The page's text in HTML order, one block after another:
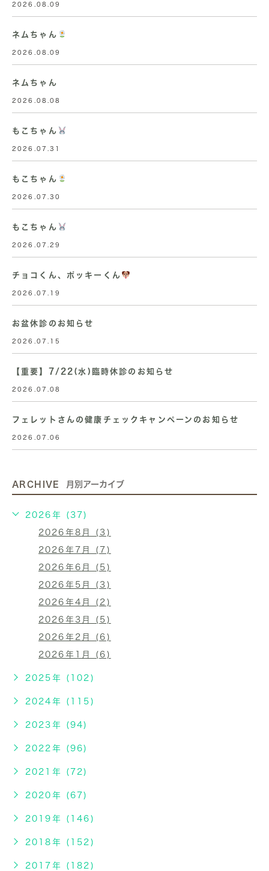
2026.08.09
ネムちゃん
2026.08.09
ネムちゃん
2026.08.08
もこちゃん
2026.07.31
もこちゃん
2026.07.30
もこちゃん
2026.07.29
チョコくん、ポッキーくん
2026.07.19
お盆休診のお知らせ
2026.07.15
【重要】7/22(水)臨時休診のお知らせ
2026.07.08
フェレットさんの健康チェックキャンペーンのお知らせ
2026.07.06
ARCHIVE 月別アーカイブ
2026年 (37)
2026年8月 (3)
2026年7月 (7)
2026年6月 (5)
2026年5月 (3)
2026年4月 (2)
2026年3月 (5)
2026年2月 (6)
2026年1月 (6)
2025年 (102)
2024年 (115)
2023年 (94)
2022年 (96)
2021年 (72)
2020年 (67)
2019年 (146)
2018年 (152)
2017年 (182)